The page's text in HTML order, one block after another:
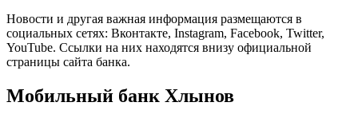
Новости и другая важная информация размещаются в
социальных сетях: Вконтакте, Instagram, Facebook, Twitter,
YouTube. Ссылки на них находятся внизу официальной
страницы сайта банка.
Мобильный банк Хлынов